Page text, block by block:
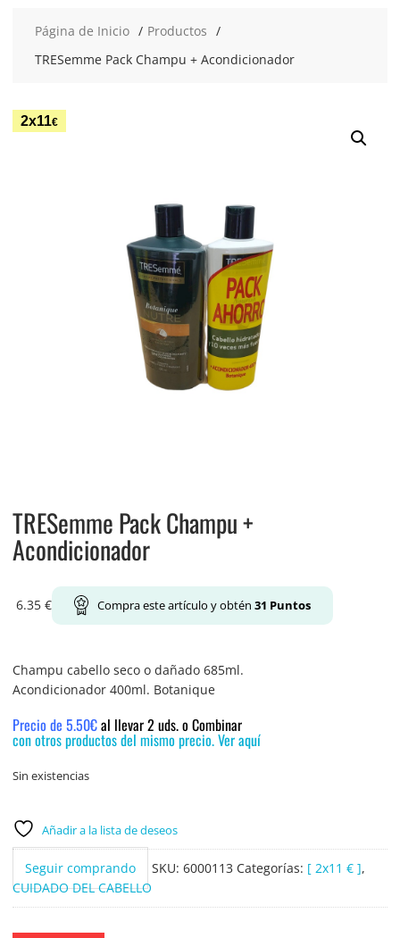
Página de Inicio
Productos
TRESemme Pack Champu + Acondicionador
2x11€
TRESemme Pack Champu +
Acondicionador
6.35 € Compra este artículo y obtén 31 Puntos
Champu cabello seco o dañado 685ml.
Acondicionador 400ml. Botanique
Precio de 5.50€al llevar 2 uds. o Combinar
con otros productos del mismo precio. Ver aquí
Sin existencias
Añadir a la lista de deseos
Seguir comprando SKU: 6000113 Categorías: [ 2x11 € ],
CUIDADO DEL CABELLO